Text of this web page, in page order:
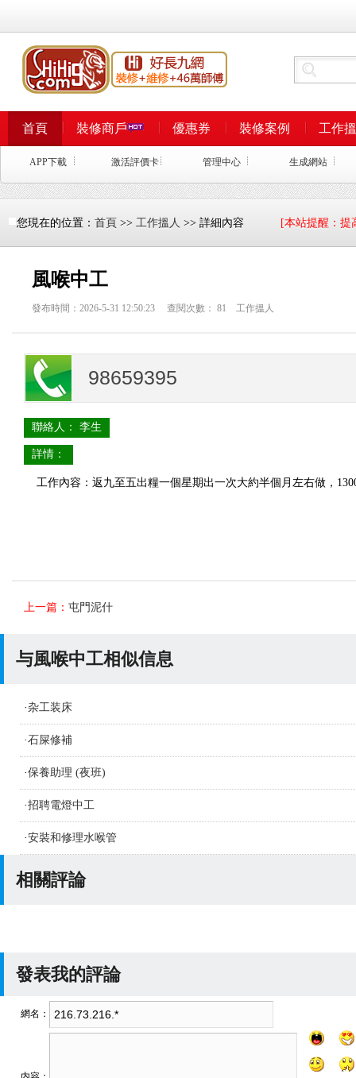
首頁 裝修商戶 優惠券 裝修案例 工作
APP下載 激活評價卡 管理中心 生成網站
您現在的位置： 首頁 >> 工作搵人 >> 詳細內容 [本站提醒：提
風喉中工
發布時間：2026-5-31 12:50:23 查閱次數： 81 工作搵人
98659395
聯絡人： 李生
詳情：
工作內容：返九至五出糧一個星期出一次大約半個月左右做，
上一篇： 屯門泥什
与風喉中工相似信息
·杂工装床
·石屎修補
·保養助理 (夜班)
·招聘電燈中工
·安裝和修理水喉管
相關評論
發表我的評論
網名：